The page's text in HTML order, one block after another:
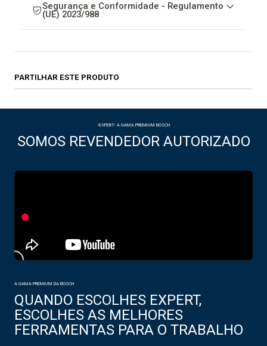
Segurança e Conformidade - Regulamento
(UE) 2023/988
PARTILHAR ESTE PRODUTO
-EXPERT- A GAMA PREMIUM BOSCH
SOMOS REVENDEDOR AUTORIZADO
A GAMA PREMIUM DA BOSCH
QUANDO ESCOLHES EXPERT,
ESCOLHES AS MELHORES
FERRAMENTAS PARA O TRABALHO